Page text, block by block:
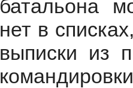
батальона
нет в
выписки из